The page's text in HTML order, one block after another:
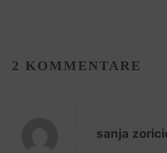
2 KOMMENTARE
sanja